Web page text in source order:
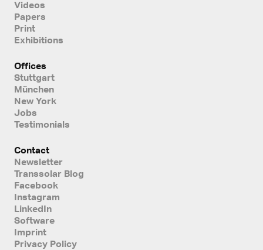
Videos
Papers
Print
Exhibitions
Offices
Stuttgart
München
New York
Jobs
Testimonials
Contact
Newsletter
Transsolar Blog
Facebook
Instagram
LinkedIn
Software
Imprint
Privacy Policy